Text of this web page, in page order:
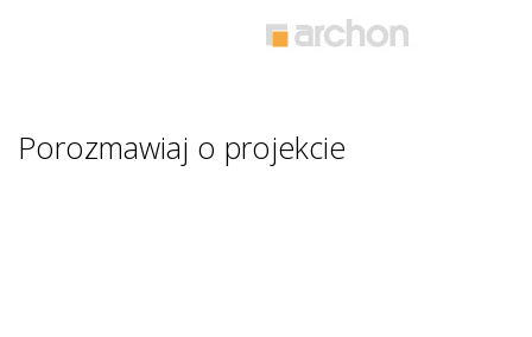
Porozmawiaj o projekcie